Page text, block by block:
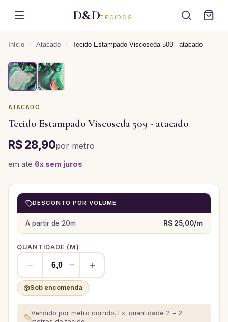
D&DTECIDOS
Início / Atacado / Tecido Estampado Viscoseda 509 - atacado
ATACADO
Tecido Estampado Viscoseda 509 - atacado
R$ 28,90por metro
em até 6x sem juros
DESCONTO POR VOLUME
A partir de 20m R$ 25,00/m
QUANTIDADE ( M)
m
Sob encomenda
Vendido por metro corrido. Ex: quantidade 2 = 2